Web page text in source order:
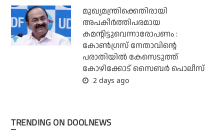
മുഖ്യമന്ത്രിക്കെതിരായി
അപകീര്‍ത്തിപരമായ
കമന്റിട്ടുവെന്നാരോപണം :
കോണ്‍ഗ്രസ് നേതാവിന്റെ
പരാതിയില്‍ കേസെടുത്ത്
കോഴിക്കോട് സൈബര്‍ പൊലീസ്
2 days ago
TRENDING ON DOOLNEWS